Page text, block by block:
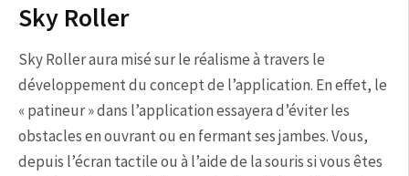
Sky Roller
Sky Roller aura misé sur le réalisme à travers le
développement du concept de l’application. En effet, le
« patineur » dans l’application essayera d’éviter les
obstacles en ouvrant ou en fermant ses jambes. Vous,
depuis l’écran tactile ou à l’aide de la souris si vous êtes